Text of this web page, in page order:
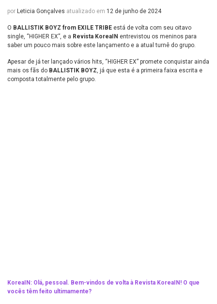
por Leticia Gonçalves atualizado em 12 de junho de 2024
O BALLISTIK BOYZ from EXILE TRIBE está de volta com seu oitavo
single, “HIGHER EX”, e a Revista KoreaIN entrevistou os meninos para
saber um pouco mais sobre este lançamento e a atual turnê do grupo.
Apesar de já ter lançado vários hits, “HIGHER EX” promete conquistar ainda
mais os fãs do BALLISTIK BOYZ, já que esta é a primeira faixa escrita e
composta totalmente pelo grupo.
KoreaIN: Olá, pessoal. Bem-vindos de volta à Revista KoreaIN! O que
vocês têm feito ultimamente?